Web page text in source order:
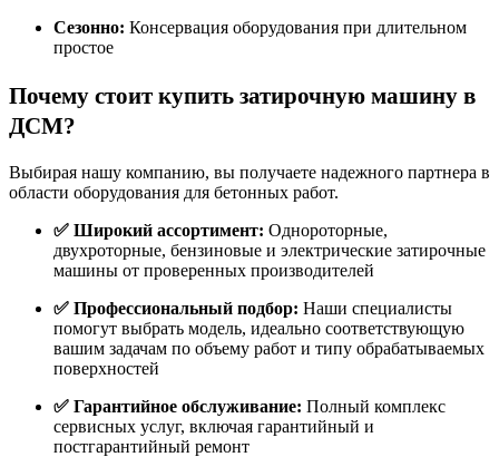
Сезонно: Консервация оборудования при длительном
простое
Почему стоит купить затирочную машину в
ДСМ?
Выбирая нашу компанию, вы получаете надежного партнера в
области оборудования для бетонных работ.
✅ Широкий ассортимент: Однороторные,
двухроторные, бензиновые и электрические затирочные
машины от проверенных производителей
✅ Профессиональный подбор: Наши специалисты
помогут выбрать модель, идеально соответствующую
вашим задачам по объему работ и типу обрабатываемых
поверхностей
✅ Гарантийное обслуживание: Полный комплекс
сервисных услуг, включая гарантийный и
постгарантийный ремонт